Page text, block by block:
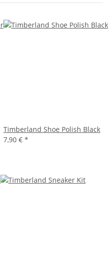
Timberland Shoe Polish Black
7,90 € *